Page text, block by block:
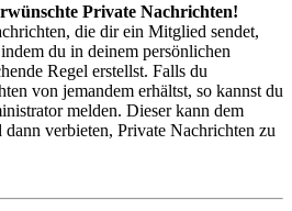
Private Nachrichten!
die dir ein Mitglied sendet,
du in deinem persönlichen
Regel erstellst. Falls du
von jemandem erhältst, so kannst du
melden. Dieser kann dem
verbieten, Private Nachrichten zu